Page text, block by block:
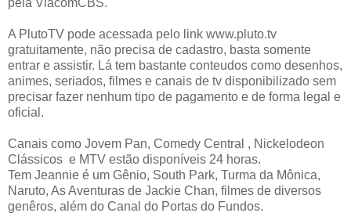
A PlutoTV pode acessada pelo link www.pluto.tv
gratuitamente, não precisa de cadastro, basta somente
entrar e assistir. Lá tem bastante conteudos como desenhos,
animes, seriados, filmes e canais de tv disponibilizado sem
precisar fazer nenhum tipo de pagamento e de forma legal e
oficial.
Canais como Jovem Pan, Comedy Central , Nickelodeon
Clássicos e MTV estão disponíveis 24 horas.
Tem Jeannie é um Gênio, South Park, Turma da Mônica,
Naruto, As Aventuras de Jackie Chan, filmes de diversos
genêros, além do Canal do Portas do Fundos.